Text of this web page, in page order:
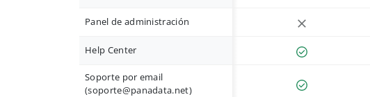
Panel de administración
Help Center
Soporte por email
(soporte@panadata.net)